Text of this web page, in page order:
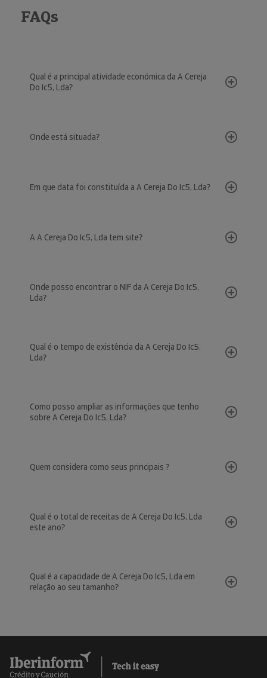
FAQs
Qual é a principal atividade económica da A Cereja
Do Ic5, Lda?
Onde está situada?
Em que data foi constituída a A Cereja Do Ic5, Lda?
A A Cereja Do Ic5, Lda tem site?
Onde posso encontrar o NIF da A Cereja Do Ic5,
Lda?
Qual é o tempo de existência da A Cereja Do Ic5,
Lda?
Como posso ampliar as informações que tenho
sobre A Cereja Do Ic5, Lda?
Quem considera como seus principais ?
Qual é o total de receitas de A Cereja Do Ic5, Lda
este ano?
Qual é a capacidade de A Cereja Do Ic5, Lda em
relação ao seu tamanho?